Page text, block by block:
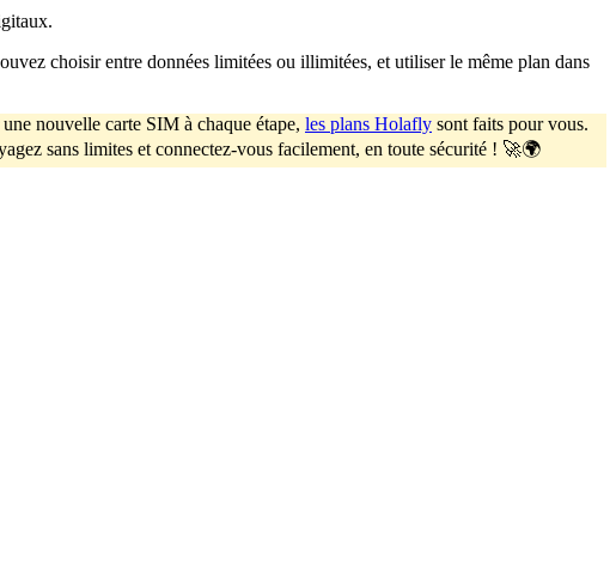
choisir entre données limitées ou illimitées, et utiliser le même plan dans
nouvelle carte SIM à chaque étape, les plans Holafly sont faits pour vous.
sans limites et connectez-vous facilement, en toute sécurité ! 🚀🌍